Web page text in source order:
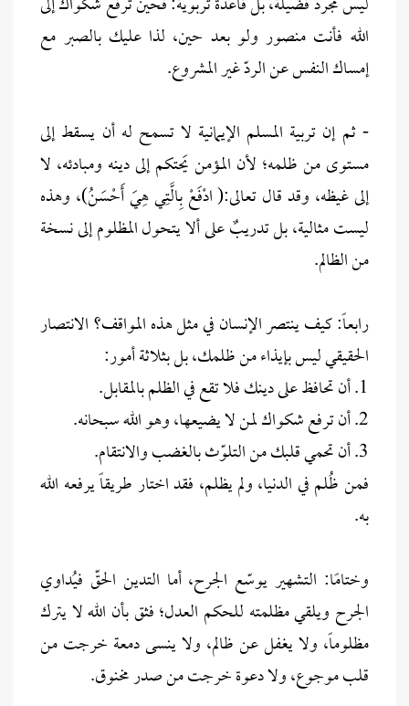
الله فأنت منصور ولو بعد حين، لذا عليك بالصبر مع
إمساك النفس عن الردّ غير المشروع.
- ثم إن تربية المسلم الإيمانية لا تسمح له أن يسقط إلى
مستوى من ظلمه؛ لأن المؤمن يَحتكم إلى دينه ومبادئه، لا
إلى غيظه، وقد قال تعالى:( ادْفَعْ بِالَّتِي هِيَ أَحْسَنُ)، وهذه
ليست مثالية، بل تدريبٌ على ألا يتحول المظلوم إلى نسخة
من الظالم.
رابعاً: كيف ينتصر الإنسان في مثل هذه المواقف؟ الانتصار
الحقيقي ليس بإيذاء من ظلمك، بل بثلاثة أمور:
1. أن تحافظ على دينك فلا تقع في الظلم بالمقابل.
2. أن ترفع شكواك لمن لا يضيعها، وهو الله سبحانه.
3. أن تحمي قلبك من التلوّث بالغضب والانتقام.
فمن ظُلم في الدنيا، ولم يظلم، فقد اختار طريقاً يرفعه الله
به.
وختامًا: التشهير يوسّع الجرح، أما التدين الحقّ فيُداوي
الجرح ويلقي مظلمته للحكم العدل؛ فثق بأن الله لا يترك
مظلوماً، ولا يغفل عن ظالم، ولا ينسى دمعة خرجت من
قلب موجوع، ولا دعوة خرجت من صدر مخنوق.